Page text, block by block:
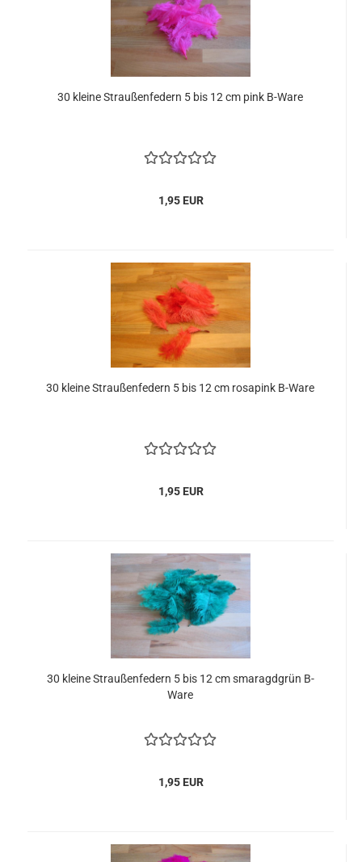
30 kleine Straußenfedern 5 bis 12 cm pink B-Ware
1,95 EUR
30 kleine Straußenfedern 5 bis 12 cm rosapink B-Ware
1,95 EUR
30 kleine Straußenfedern 5 bis 12 cm smaragdgrün B-
Ware
1,95 EUR